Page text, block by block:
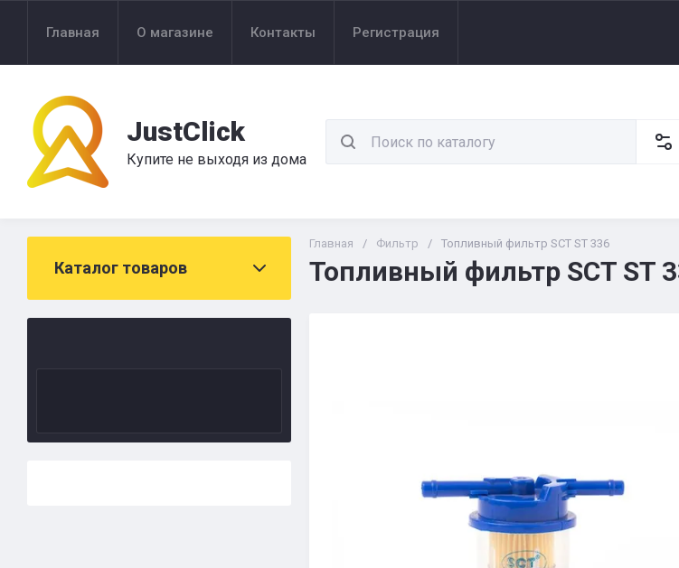
Главная О магазине Контакты Регистрация
JustClick
Купите не выходя из дома
Каталог товаров
Главная / Фильтр / Топливный фильтр SCT ST 336
Топливный фильтр SCT ST